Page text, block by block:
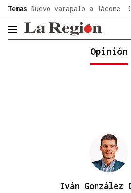
Temas Nuevo varapalo a Jácome
header.menu.open
Opinión
Iván González